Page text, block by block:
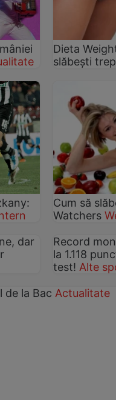
Dieta
slăbeşti
Cum să
Watchers
dar
Record
la 1.118
test!Alte
de la Bac Actualitate